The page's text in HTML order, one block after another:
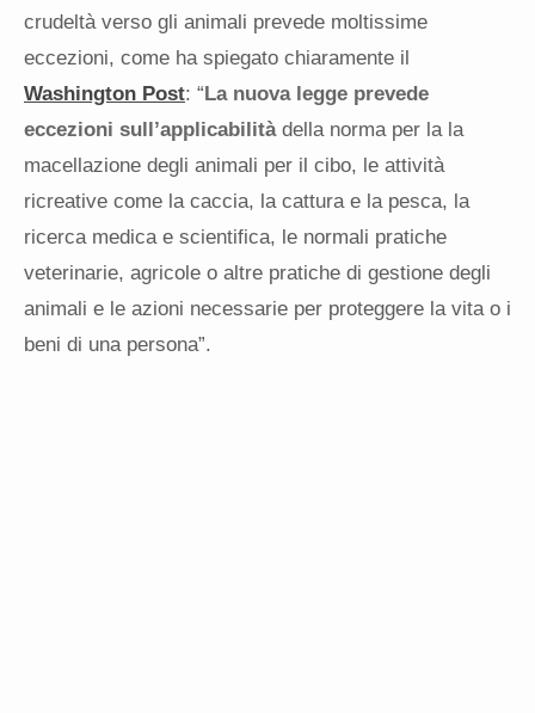
crudeltà verso gli animali prevede moltissime
eccezioni, come ha spiegato chiaramente il
Washington Post: “ La nuova legge prevede
eccezioni sull’applicabilitàdella norma per la la
macellazione degli animali per il cibo, le attività
ricreative come la caccia, la cattura e la pesca, la
ricerca medica e scientifica, le normali pratiche
veterinarie, agricole o altre pratiche di gestione degli
animali e le azioni necessarie per proteggere la vita o i
beni di una persona”.